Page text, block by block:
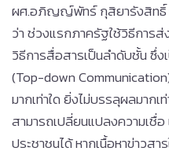
ผศ.อภิญญ์พัทร์ กุสิยารังสิทธิ์
ว่า ช่วงแรกภาครัฐใช้วิธีการ
วิธีการสื่อสารเป็นลำดับชั้น ซึ่
(Top-down
มากเท่าใด ยิ่งไม่บรรลุผลมากเ
สามารถเปลี่ยนแปลงความเชื่
ประชาชนได้ หากเนื้อหาข่าวส